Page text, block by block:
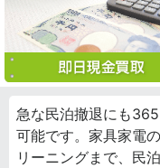
急な民泊撤退にも
可能です。家具家電
リーニングまで、民